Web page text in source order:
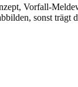
Vorfall-
sonst trägt